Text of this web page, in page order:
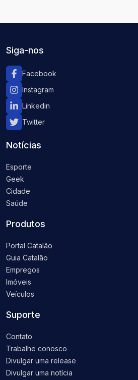
Siga-nos
Facebook
Instagram
Linkedin
Twitter
Notícias
Esporte
Geek
Cidade
Saúde
Produtos
Portal Catalão
Guia Catalão
Empregos
Imóveis
Veículos
Suporte
Contato
Trabalhe conosco
Divulgar uma release
Divulgar uma notícia